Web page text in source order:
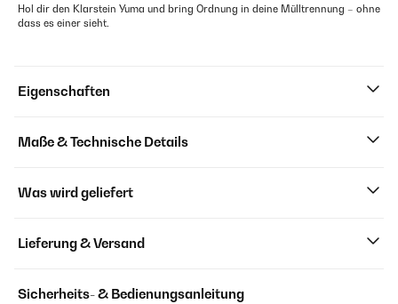
Hol dir den Klarstein Yuma und bring Ordnung in deine Mülltrennung – ohne
dass es einer sieht.
Eigenschaften
Maße & Technische Details
Was wird geliefert
Lieferung & Versand
Sicherheits- & Bedienungsanleitung